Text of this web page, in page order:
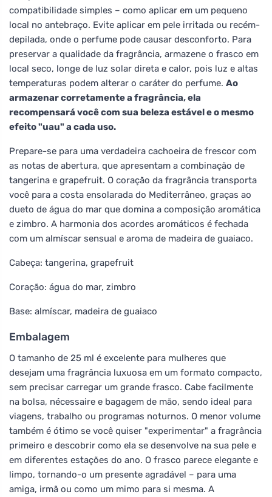
compatibilidade simples – como aplicar em um pequeno
local no antebraço. Evite aplicar em pele irritada ou recém-
depilada, onde o perfume pode causar desconforto. Para
preservar a qualidade da fragrância, armazene o frasco em
local seco, longe de luz solar direta e calor, pois luz e altas
temperaturas podem alterar o caráter do perfume. Ao
armazenar corretamente a fragrância, ela
recompensará você com sua beleza estável e o mesmo
efeito "uau" a cada uso.
Prepare-se para uma verdadeira cachoeira de frescor com
as notas de abertura, que apresentam a combinação de
tangerina e grapefruit. O coração da fragrância transporta
você para a costa ensolarada do Mediterrâneo, graças ao
dueto de água do mar que domina a composição aromática
e zimbro. A harmonia dos acordes aromáticos é fechada
com um almíscar sensual e aroma de madeira de guaiaco.
Cabeça: tangerina, grapefruit
Coração: água do mar, zimbro
Base: almíscar, madeira de guaiaco
Embalagem
O tamanho de 25 ml é excelente para mulheres que
desejam uma fragrância luxuosa em um formato compacto,
sem precisar carregar um grande frasco. Cabe facilmente
na bolsa, nécessaire e bagagem de mão, sendo ideal para
viagens, trabalho ou programas noturnos. O menor volume
também é ótimo se você quiser "experimentar" a fragrância
primeiro e descobrir como ela se desenvolve na sua pele e
em diferentes estações do ano. O frasco parece elegante e
limpo, tornando-o um presente agradável – para uma
amiga, irmã ou como um mimo para si mesma. A